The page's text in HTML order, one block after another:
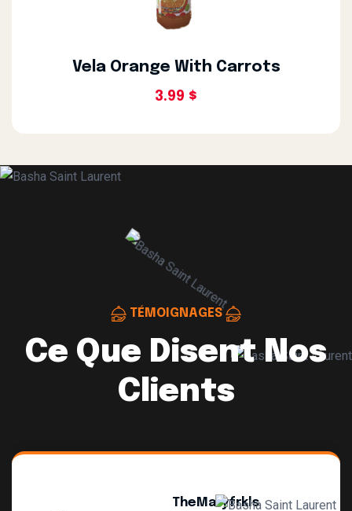
Vela Orange With Carrots
3.99 $
TÉMOIGNAGES
Ce Que Disent Nos
Clients
TheMaryfrkls